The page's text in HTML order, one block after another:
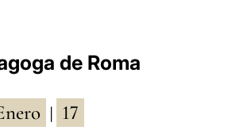
de Roma
17